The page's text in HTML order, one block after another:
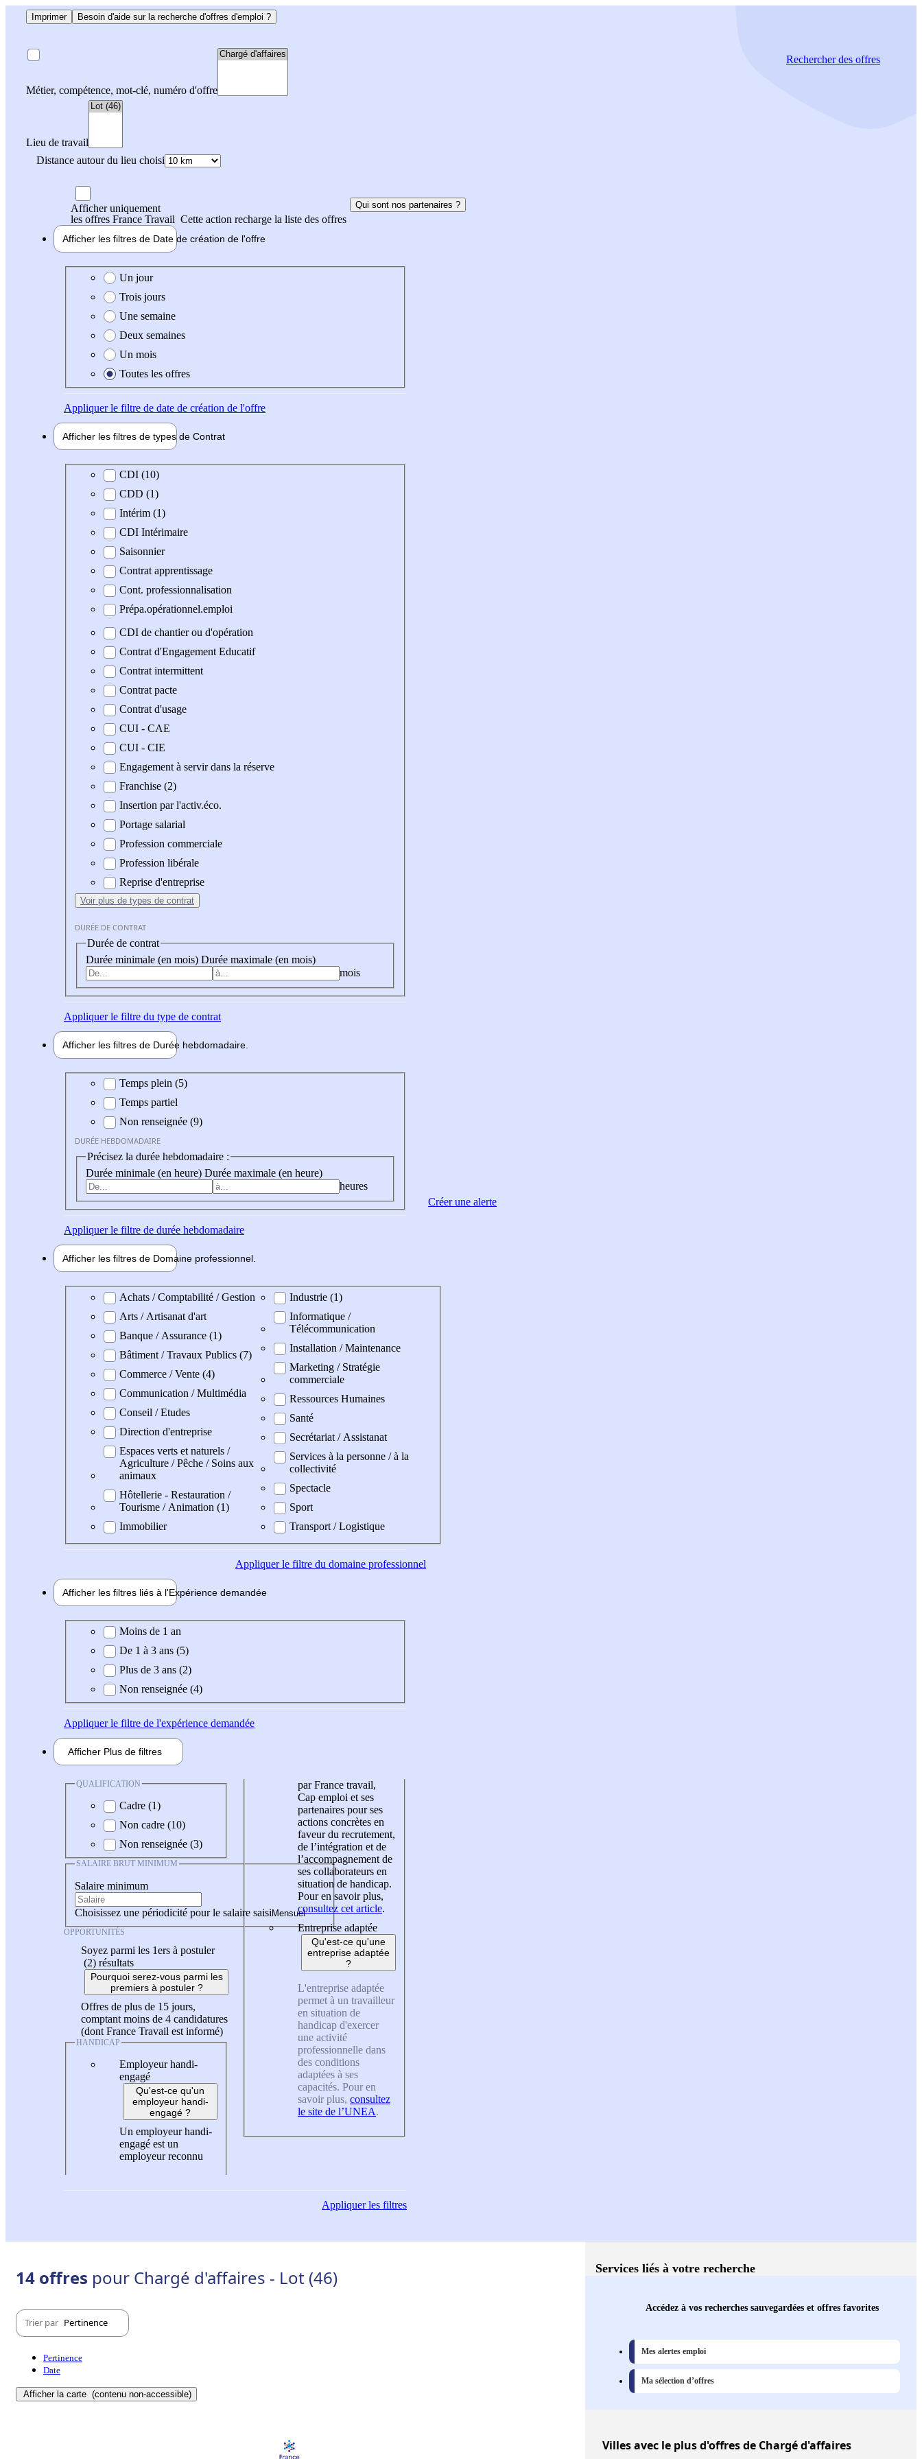
Imprimer Besoin d'aide sur la recherche d'offres d'emploi ?
Métier, compétence, mot-clé, numéro d'offre
Lieu de travail
Distance autour du lieu choisi
Rechercherdes offres
Afficher uniquement
les offres France Travail Cette action recharge la liste des offres
Qui sont nos partenaires ?
Afficher les filtres de Date de création de l'offre
Date de création de l'offre
Un jour
Trois jours
Une semaine
Deux semaines
Un mois
Toutes les offres
Appliquerle filtre de date de création de l'offre
Afficher les filtres de types de Contrat
Type de contratCDI (10)
CDD (1)
Intérim (1)
CDI Intérimaire
Saisonnier
Contrat apprentissage
Cont. professionnalisation
Prépa.opérationnel.emploi
CDI de chantier ou d'opération
Contrat d'Engagement Educatif
Contrat intermittent
Contrat pacte
Contrat d'usage
CUI - CAE
CUI - CIE
Engagement à servir dans la réserve
Franchise (2)
Insertion par l'activ.éco.
Portage salarial
Profession commerciale
Profession libérale
Reprise d'entreprise
Voir plus de types de contrat
DURÉE DE CONTRAT
Durée de contrat
Durée minimale (en mois) Durée maximale (en mois)
mois
Appliquerle filtre du type de contrat
Afficher les filtres de Durée hebdomadaire
Durée hebdomadaire
Temps plein (5)
Temps partiel
Non renseignée (9)
DURÉE HEBDOMADAIRE
Précisez la durée hebdomadaire :
Durée minimale (en heure) Durée maximale (en heure)
heures
Appliquerle filtre de durée hebdomadaire
Afficher les filtres de Domaine professionnel
Domaine professionel
Achats / Comptabilité / Gestion
Arts / Artisanat d'art
Banque / Assurance (1)
Bâtiment / Travaux Publics (7)
Commerce / Vente (4)
Communication / Multimédia
Conseil / Etudes
Direction d'entreprise
Espaces verts et naturels /
Agriculture / Pêche / Soins aux
animaux
Hôtellerie - Restauration /
Tourisme / Animation (1)
Immobilier
Industrie (1)
Informatique /
Télécommunication
Installation / Maintenance
Marketing / Stratégie
commerciale
Ressources Humaines
Santé
Secrétariat / Assistanat
Services à la personne / à la
collectivité
Spectacle
Sport
Transport / Logistique
Appliquerle filtre du domaine professionnel
Afficher les filtres liés à l'Expérience demandée
Expérience demandée
Moins de 1 an
De 1 à 3 ans (5)
Plus de 3 ans (2)
Non renseignée (4)
Appliquerle filtre de l'expérience demandée
Afficher Plus de filtres
QUALIFICATION
Cadre (1)
Non cadre (10)
Non renseignée (3)
SALAIRE BRUT MINIMUM
Salaire minimum
Choisissez une périodicité pour le salaire saisi
OPPORTUNITÉS
Soyez parmi les 1ers à postuler
(2) résultats
Pourquoi serez-vous parmi les
premiers à postuler ?
Offres de plus de 15 jours,
comptant moins de 4 candidatures
(dont France Travail est informé)
HANDICAP
Employeur handi-
engagé
Qu'est-ce qu'un
employeur handi-
engagé ?
Un employeur handi-
engagé est un
employeur reconnu
par France travail,
Cap emploi et ses
partenaires pour ses
actions concrètes en
faveur du recrutement,
de l’intégration et de
l’accompagnement de
ses collaborateurs en
situation de handicap.
Pour en savoir plus,
consultez cet article.
Entreprise adaptée
Qu'est-ce qu'une
entreprise adaptée
?
L'entreprise adaptée
permet à un travailleur
en situation de
handicap d'exercer
une activité
professionnelle dans
des conditions
adaptées à ses
capacités. Pour en
savoir plus, consultez
le site de l’UNEA.
Appliquerles filtres
Créer une alerte
14 offres pour Chargé d'affaires - Lot (46)
Trier par Pertinence
Pertinence
Date
Afficher la carte (contenu non-accessible)
Services liés à votre recherche
Accédez à vos recherches sauvegardées et offres favorites
Mes alertes emploi
Ma sélection d’offres
Villesavec le plus d'offres de Chargé d'affaires